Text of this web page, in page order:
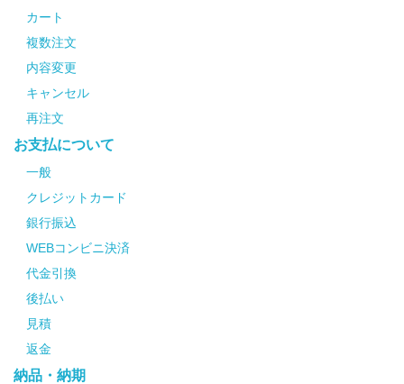
カート
複数注文
内容変更
キャンセル
再注文
お支払について
一般
クレジットカード
銀行振込
WEBコンビニ決済
代金引換
後払い
見積
返金
納品・納期